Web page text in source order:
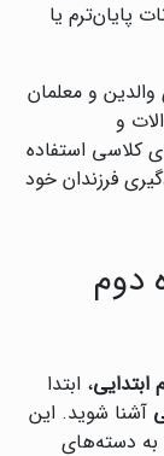
پایان‌ترم یا
والدین و معلمان
و
کلاسی استفاده
فرزندان خود
دوم
، ابتدا
آشنا شوید. این
دسته‌های